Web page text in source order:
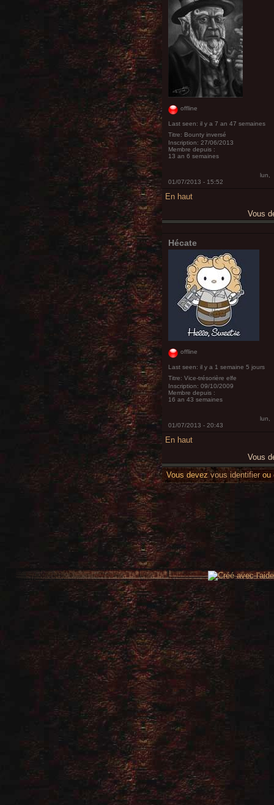
offline
Last seen: il y a 7 an 47 semaines
Titre: Bounty inversé
Inscription: 27/06/2013
Membre depuis :
13 an 6 semaines
lun,
01/07/2013 - 15:52
En haut
Vous
Hécate
offline
Last seen: il y a 1 semaine 5 jours
Titre: Vice-trésorière elfe
Inscription: 09/10/2009
Membre depuis :
16 an 43 semaines
lun,
01/07/2013 - 20:43
En haut
Vous
Vous devez vous identifier ou